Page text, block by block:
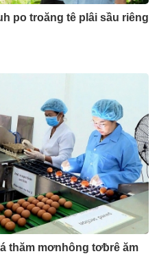
po troăng tê plâi sầu riêng
thăm mơnhông tơƀrê ăm